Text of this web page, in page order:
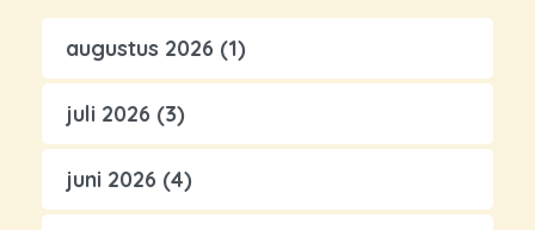
augustus 2026 (1)
juli 2026 (3)
juni 2026 (4)